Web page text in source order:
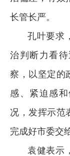
长管长严。
孔叶要求
治判断力看
察，以坚定的
感、紧迫感
况，发挥示范
完成好市委交
袁健表示